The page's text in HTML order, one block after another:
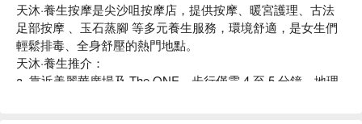
天沐·養生按摩是尖沙咀按摩店，提供按摩、暖宮護理、古法
足部按摩 、玉石蒸腳 等多元養生服務，環境舒適，是女生們
輕鬆排毒、全身舒壓的熱門地點。
天沐·養生推介：
a. 靠近美麗華廣場及 The ONE，步行僅需 4 至 5 分鐘，地理